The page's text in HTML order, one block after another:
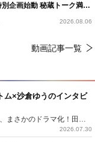
別企画始動 秘蔵トーク満載
ムキャンプ”開催
2026.08.06
動画記事一覧
ム×沙倉ゆうのインタビ
『侍タイムスリッパー』ファンに贈る、まさかのドラマ化！田村ツトム×沙倉ゆうのが語る『心配無用ノ介』撮影秘話
2026.07.30